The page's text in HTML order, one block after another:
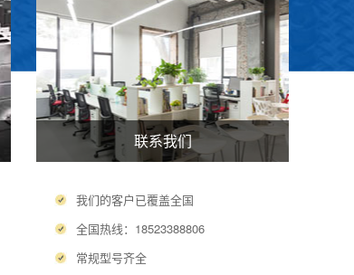
联系我们
我们的客户已覆盖全国
全国热线：18523388806
常规型号齐全